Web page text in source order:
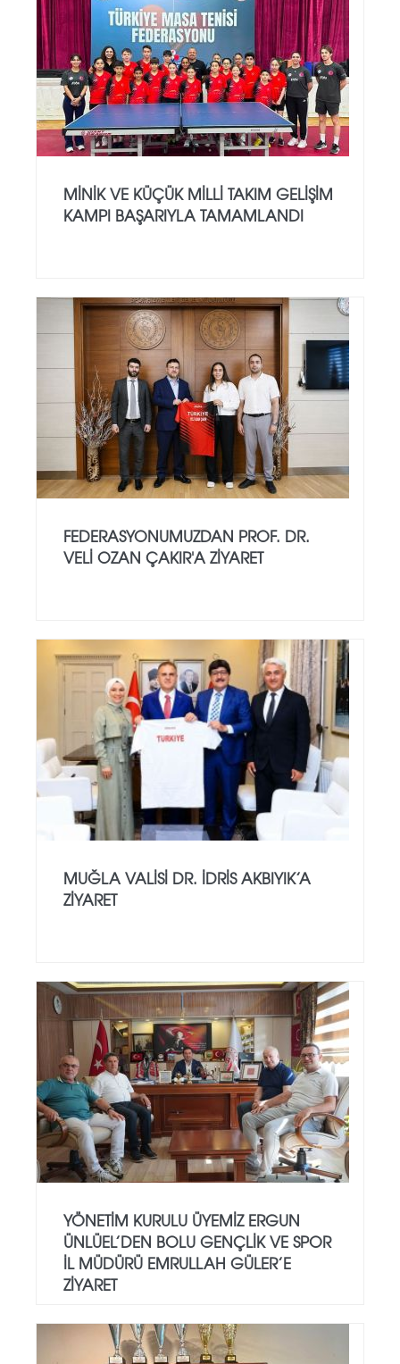
MINIK VE KÜÇÜK MILLI TAKIM GELIŞIM
KAMPI BAŞARIYLA TAMAMLANDI
FEDERASYONUMUZDAN PROF. DR.
VELI OZAN ÇAKIR'A ZIYARET
MUĞLA VALISI DR. İDRIS AKBIYIK’A
ZIYARET
YÖNETIM KURULU ÜYEMIZ ERGUN
ÜNLÜEL’DEN BOLU GENÇLIK VE SPOR
İL MÜDÜRÜ EMRULLAH GÜLER’E
ZIYARET